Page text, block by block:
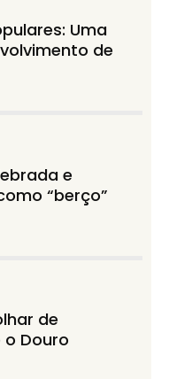
Uma
de
e
“berço”
de
Douro